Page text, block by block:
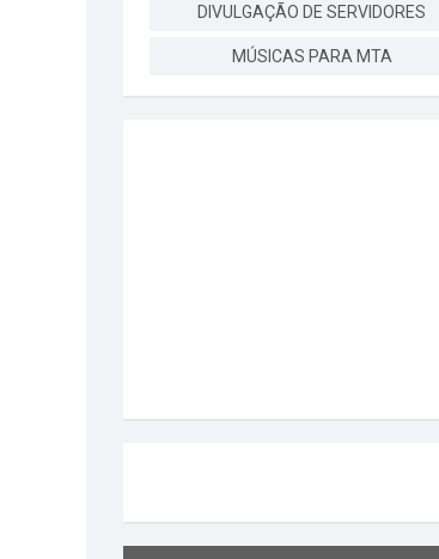
DIVULGAÇÃO DE SERVIDORES
MÚSICAS PARA MTA